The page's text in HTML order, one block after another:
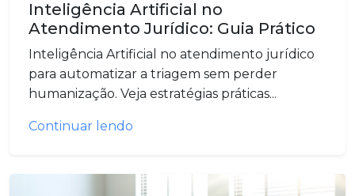
Inteligência Artificial no
Atendimento Jurídico: Guia Prático
Inteligência Artificial no atendimento jurídico
para automatizar a triagem sem perder
humanização. Veja estratégias práticas...
Continuar lendo